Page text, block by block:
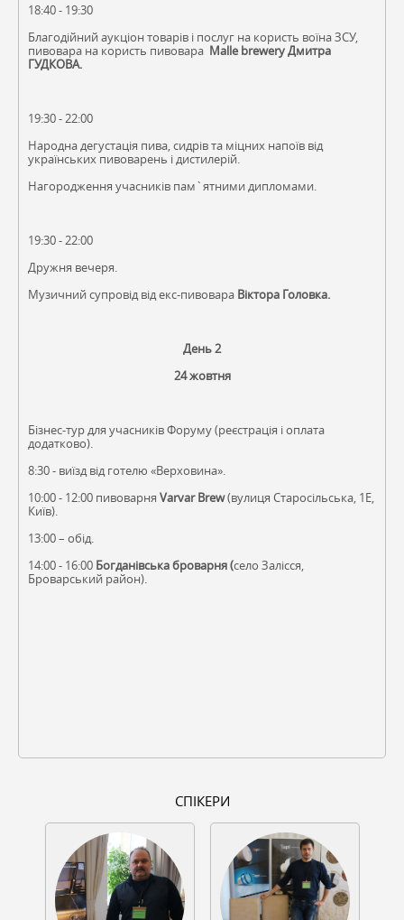
18:40 - 19:30
Благодійний аукціон товарів і послуг на користь воїна ЗСУ,
пивовара на користь пивовара Malle brewery Дмитра
ГУДКОВА.
19:30 - 22:00
Народна дегустація пива, сидрів та міцних напоїв від
українських пивоварень і дистилерій.
Нагородження учасників пам`ятними дипломами.
19:30 - 22:00
Дружня вечеря.
Музичний супровід від екс-пивовара Віктора Головка.
День 2
24 жовтня
Бізнес-тур для учасників Форуму (реєстрація і оплата
додатково).
8:30 - виїзд від готелю «Верховина».
10:00 - 12:00 пивоварня Varvar Brew(вулиця Старосільська, 1E,
Київ).
13:00 – обід.
14:00 - 16:00 Богданівська броварня (село Залісся,
Броварський район).
СПІКЕРИ